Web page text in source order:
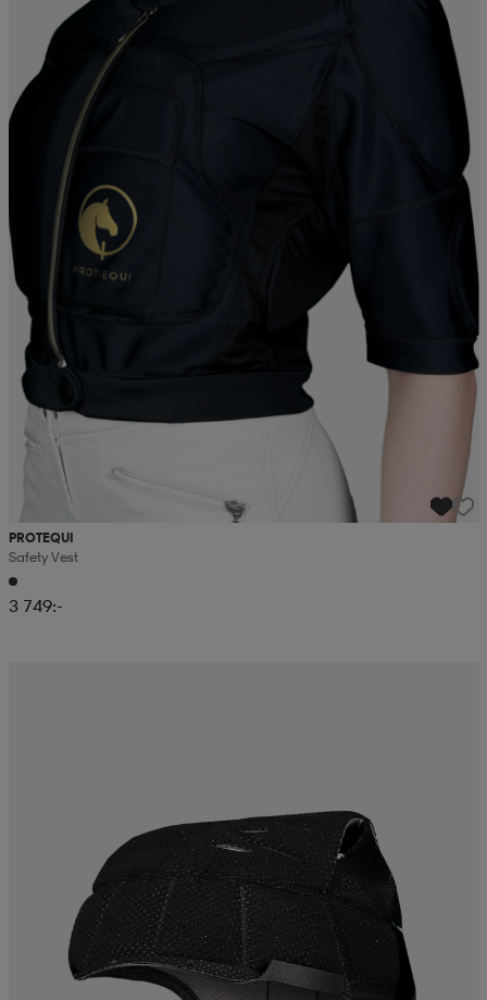
PROTEQUI
Safety Vest
3 749:-